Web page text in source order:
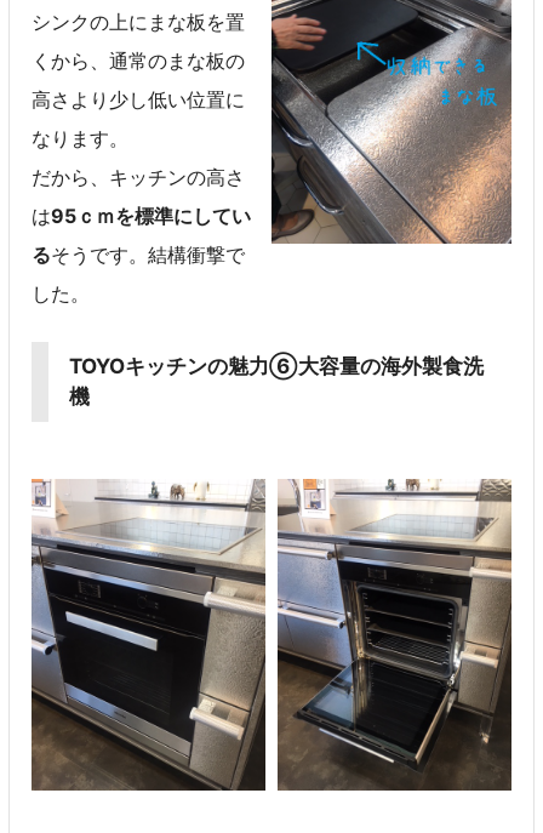
シンクの上にまな板を置
くから、通常のまな板の
高さより少し低い位置に
なります。
だから、キッチンの高さ
は95ｃｍを標準にしてい
るそうです。結構衝撃で
した。
TOYOキッチンの魅力⑥大容量の海外製食洗
機